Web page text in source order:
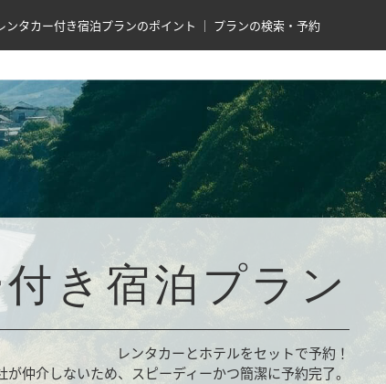
ンタカー付き宿泊プランのポイント プランの検索・予約
き宿泊プラン
レンタカーとホテルをセットで予約！
が仲介しないため、スピーディーかつ簡潔に予約完了。